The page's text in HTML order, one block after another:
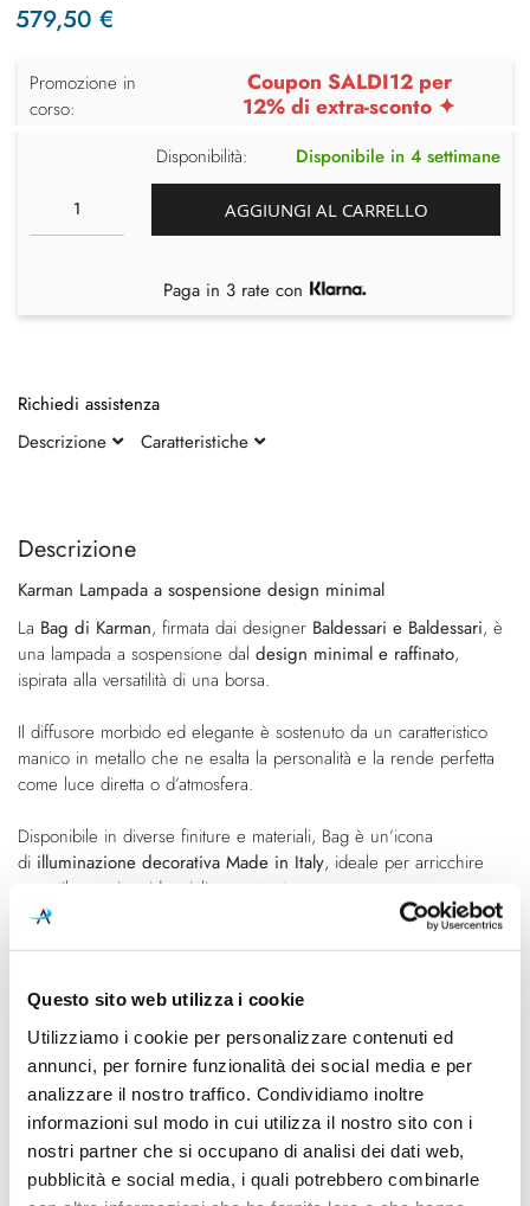
Questo sito web utilizza i cookie
Utilizziamo i cookie per personalizzare contenuti ed
annunci, per fornire funzionalità dei social media e per
analizzare il nostro traffico. Condividiamo inoltre
informazioni sul modo in cui utilizza il nostro sito con i
nostri partner che si occupano di analisi dei dati web,
pubblicità e social media, i quali potrebbero combinarle
fine
galleria
di
immagini
della
di
immagini
Descrizione
Karman Lampada a sospensione design minimal
La Bag di Karman, firmata dai designer Baldessari e Baldessari, è
una lampada a sospensione dal design minimal e raffinato,
ispirata alla versatilità di una borsa.
Il diffusore morbido ed elegante è sostenuto da un caratteristico
manico in metallo che ne esalta la personalità e la rende perfetta
come luce diretta o d’atmosfera.
Disponibile in diverse finiture e materiali, Bag è un’icona
di illuminazione decorativa Made in Italy, ideale per arricchire
con stile spazi residenziali e contract.
Caratteristiche
Cod.Art.
SE154DB INT
Designer
Baldessari & Baldessari Design
Dimensioni
ø. 210mm - H. 200mm
Sorgente luminosa
Lampadina Led
Potenza e attacco
Lampadina
579,50 €
Promozione in
corso:
Coupon SALDI12 per
12% di extra-sconto ✦
Disponibilità: Disponibile in 4 settimane
AGGIUNGI AL CARRELLO
Paga in 3 rate con
Richiedi assistenza
Descrizione
Caratteristiche